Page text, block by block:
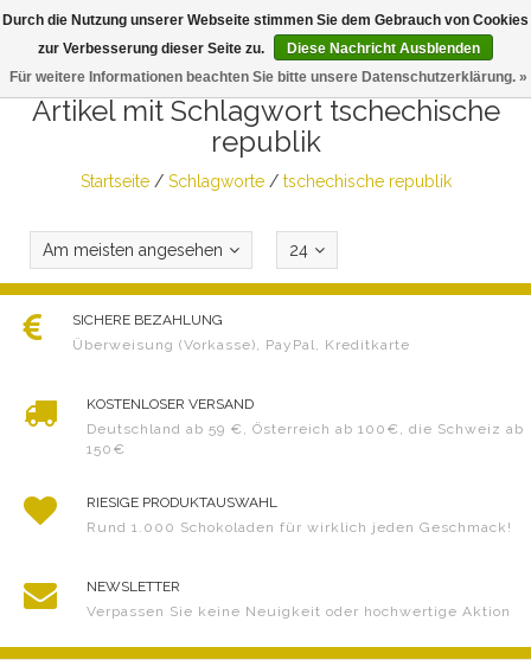
Artikel mit Schlagwort tschechische
republik
Startseite/ Schlagworte/ tschechische republik
Am meisten angesehen 24
SICHERE BEZAHLUNG
Überweisung (Vorkasse), PayPal, Kreditkarte
KOSTENLOSER VERSAND
Deutschland ab 59 €, Österreich ab 100€, die Schweiz ab
150€
RIESIGE PRODUKTAUSWAHL
Rund 1.000 Schokoladen für wirklich jeden Geschmack!
NEWSLETTER
Verpassen Sie keine Neuigkeit oder hochwertige Aktion
Durch die Nutzung unserer Webseite stimmen Sie dem Gebrauch von Cookies
zur Verbesserung dieser Seite zu.
Diese Nachricht Ausblenden
Für weitere Informationen beachten Sie bitte unsere Datenschutzerklärung. »